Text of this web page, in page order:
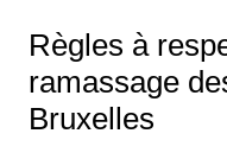
Règles à
ramassage
Bruxelles